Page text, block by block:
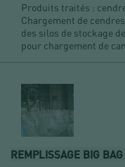
Produits traités :
Chargement de
des silos de stockage
pour chargement de
REMPLISSAGE BIG